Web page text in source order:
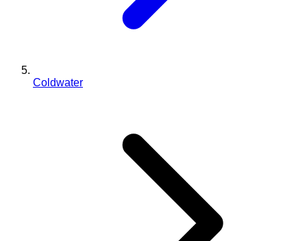
Coldwater